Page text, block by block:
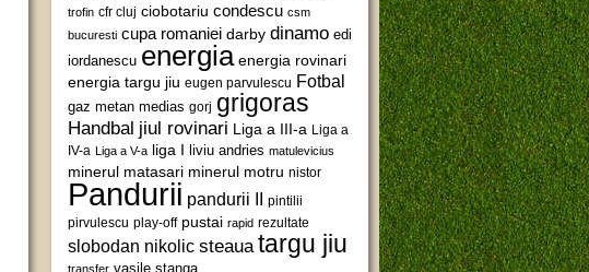
trofin cfr cluj ciobotariu condescu csm
bucuresti cupa romaniei darby dinamo edi
iordanescu energia energia rovinari
energia targu jiu eugen parvulescu Fotbal
gaz metan medias gorj grigoras
Handbal jiul rovinari Liga a III-a Liga a
IV-a Liga a V-a liga I liviu andries matulevicius
minerul matasari minerul motru nistor
Pandurii pandurii II pintilii
pirvulescu play-off pustai rapid rezultate
slobodan nikolic steaua targu jiu
transfer vasile stanga